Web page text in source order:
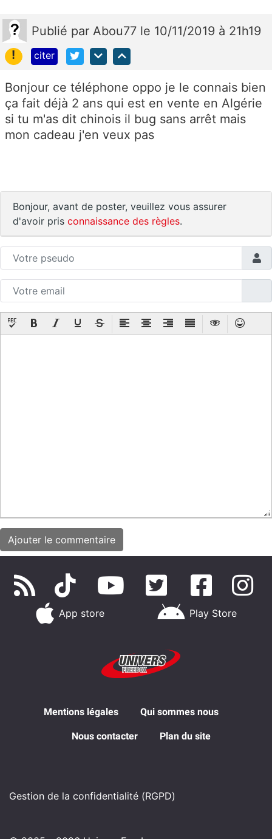
Publié par Abou77 le 10/11/2019 à 21h19
!
citer
Bonjour ce téléphone oppo je le connais bien
ça fait déjà 2 ans qui est en vente en Algérie
si tu m'as dit chinois il bug sans arrêt mais
mon cadeau j'en veux pas
Bonjour, avant de poster, veuillez vous assurer
d'avoir pris connaissance des règles.
App store Play Store
Mentions légales Qui sommes nous
Nous contacter Plan du site
Gestion de la confidentialité (RGPD)